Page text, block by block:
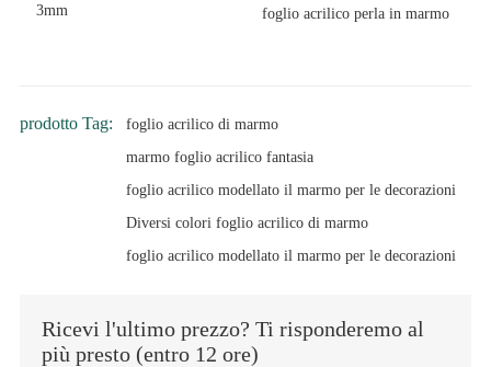
3mm
foglio acrilico perla in marmo
prodotto Tag:
foglio acrilico di marmo
marmo foglio acrilico fantasia
foglio acrilico modellato il marmo per le decorazioni
Diversi colori foglio acrilico di marmo
foglio acrilico modellato il marmo per le decorazioni
Ricevi l'ultimo prezzo? Ti risponderemo al
più presto (entro 12 ore)